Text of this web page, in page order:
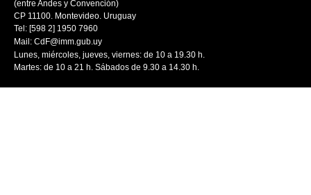
(entre Andes y Convención)
CP 11100. Montevideo. Uruguay
Tel: [598 2] 1950 7960
Mail: CdF@imm.gub.uy
Lunes, miércoles, jueves, viernes: de 10 a 19.30 h.
Martes: de 10 a 21 h. Sábados de 9.30 a 14.30 h.